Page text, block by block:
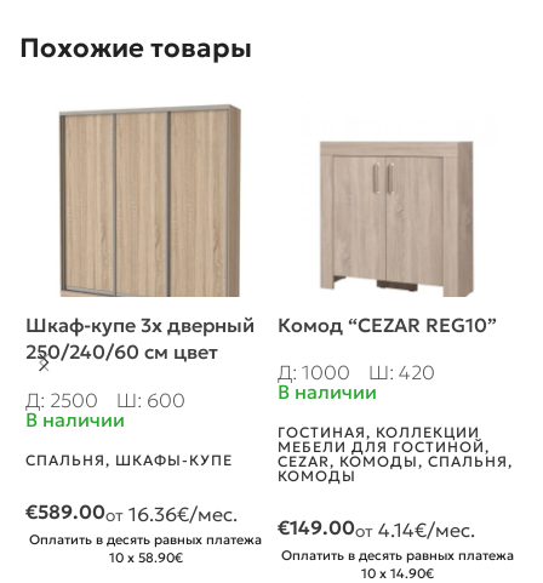
Похожие товары
Шкаф-купе 3х дверный
250/240/60 см цвет
сонома+2ящика
Д: 2500
Ш: 600
В наличии
СПАЛЬНЯ , ШКАФЫ-КУПЕ
€589.00от 16.36€/мес.
Оплатить в десять равных платежа
10 x 58.90€
Комод “CEZAR REG10”
Д: 1000
Ш: 420
В наличии
ГОСТИНАЯ, КОЛЛЕКЦИИ
МЕБЕЛИ ДЛЯ ГОСТИНОЙ,
CEZAR, КОМОДЫ, СПАЛЬНЯ,
КОМОДЫ
€149.00от 4.14€/мес.
Оплатить в десять равных платежа
10 x 14.90€